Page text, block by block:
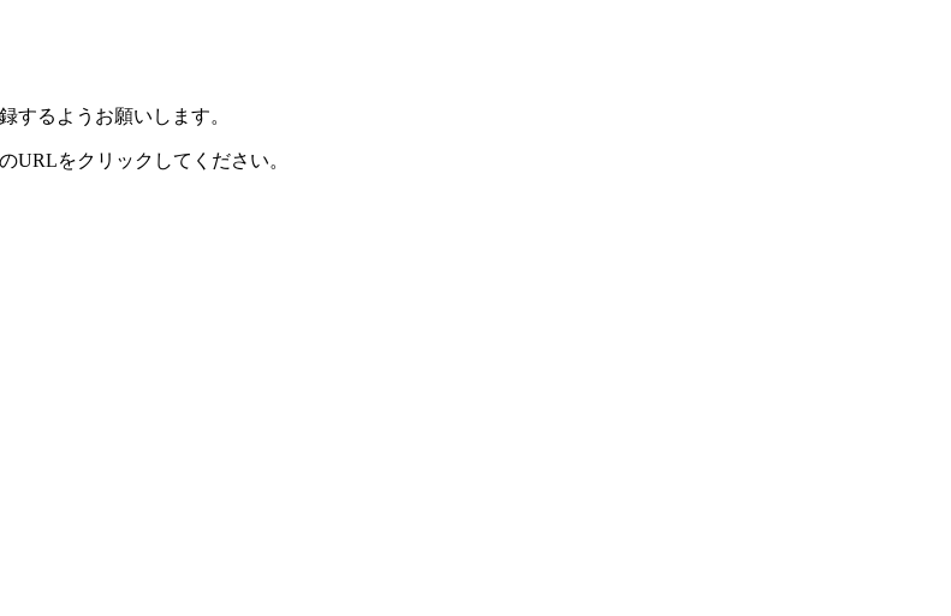
するようお願いします。
URLをクリックしてください。